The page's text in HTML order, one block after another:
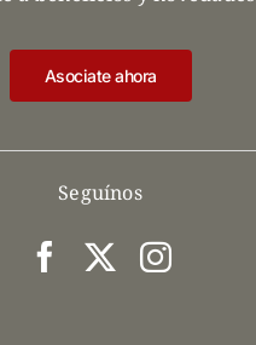
Seguínos
Asociate ahora